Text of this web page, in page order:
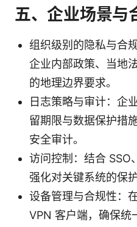
五、企业场景与
组织级别的隐私与合
企业内部政策、当地
的地理边界要求。
日志策略与审计：企
留期限与数据保护措
安全审计。
访问控制：结合 SSO
强化对关键系统的保护
设备管理与合规性：
VPN 客户端，确保统